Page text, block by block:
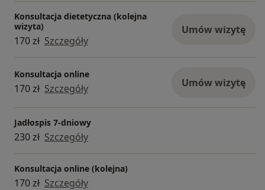
Konsultacja dietetyczna (kolejna
wizyta)
170 zł Szczegóły
Umów wizytę
Konsultacja online
170 zł Szczegóły Umów wizytę
Jadłospis 7-dniowy
230 zł Szczegóły
Konsultacja online (kolejna)
170 zł Szczegóły